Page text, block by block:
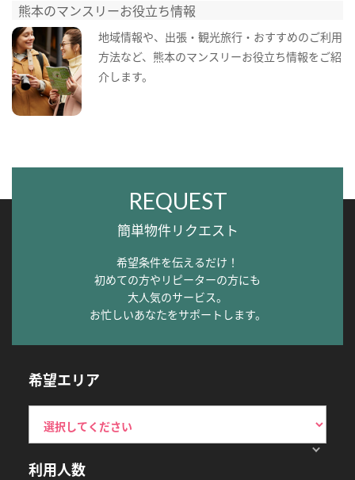
熊本のマンスリーお役立ち情報
地域情報や、出張・観光旅行・おすすめのご利用
方法など、熊本のマンスリーお役立ち情報をご紹
介します。
REQUEST
簡単物件リクエスト
希望条件を伝えるだけ！
初めての方やリピーターの方にも
大人気のサービス。
お忙しいあなたをサポートします。
希望エリア
利用人数